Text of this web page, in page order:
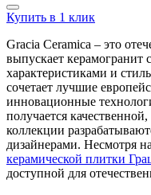
Купить в 1 клик
Gracia Ceramica – это
выпускает
характеристиками и
сочетает лучшие
инновационные
получается
коллекции
дизайнерами. Несмотря
керамической плитки
доступной для